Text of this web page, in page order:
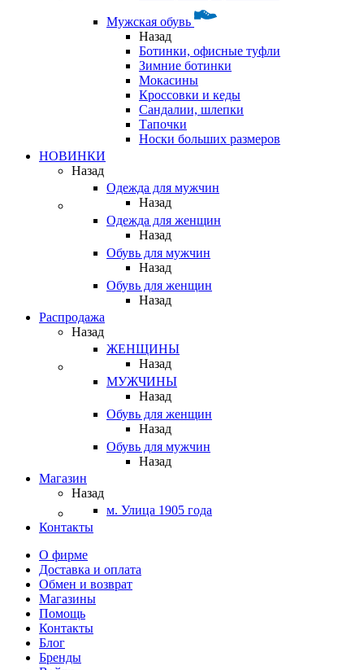
Мужская обувь
Назад
Ботинки, офисные туфли
Зимние ботинки
Мокасины
Кроссовки и кеды
Сандалии, шлепки
Тапочки
Носки больших размеров
НОВИНКИ
Назад
Одежда для мужчин
Назад
Одежда для женщин
Назад
Обувь для мужчин
Назад
Обувь для женщин
Назад
Распродажа
Назад
ЖЕНЩИНЫ
Назад
МУЖЧИНЫ
Назад
Обувь для женщин
Назад
Обувь для мужчин
Назад
Магазин
Назад
м. Улица 1905 года
Контакты
О фирме
Доставка и оплата
Обмен и возврат
Магазины
Помощь
Контакты
Блог
Бренды